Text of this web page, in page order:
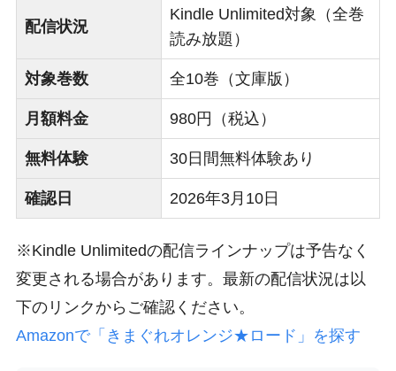
配信状況
Kindle Unlimited対象（全巻
読み放題）
対象巻数 全10巻（文庫版）
月額料金 980円（税込）
無料体験 30日間無料体験あり
確認日 2026年3月10日
※Kindle Unlimitedの配信ラインナップは予告なく
変更される場合があります。最新の配信状況は以
下のリンクからご確認ください。
Amazonで「きまぐれオレンジ★ロード」を探す